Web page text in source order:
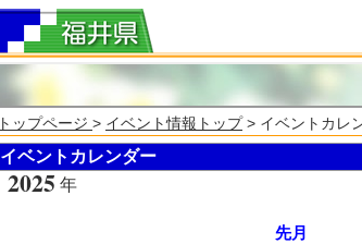
トップページ > イベント情報トップ> イベントカレ
イベントカレンダー
2025 年
先月